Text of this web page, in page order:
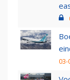
03-